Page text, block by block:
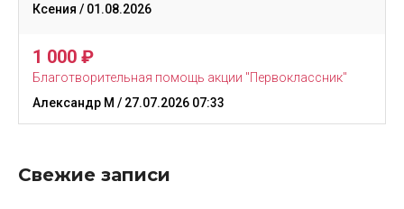
Ксения / 01.08.2026
1 000 ₽
Благотворительная помощь акции "Первоклассник"
Александр М / 27.07.2026 07:33
Свежие записи